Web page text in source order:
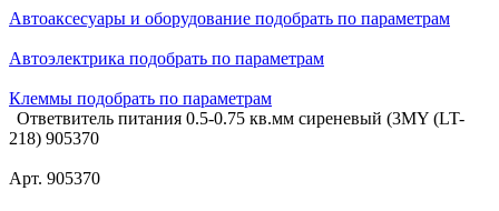
Автоаксесуары и оборудование подобрать по параметрам
Автоэлектрика подобрать по параметрам
Клеммы подобрать по параметрам
Ответвитель питания 0.5-0.75 кв.мм сиреневый (3MY (LT-
218) 905370
Арт. 905370